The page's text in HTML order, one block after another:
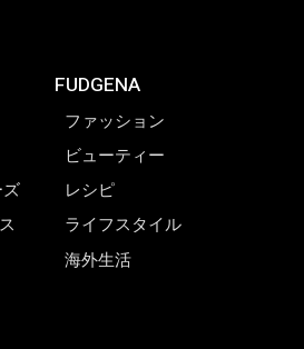
FUDGENA
ファッション
ビューティー
レシピ
ライフスタイル
海外生活